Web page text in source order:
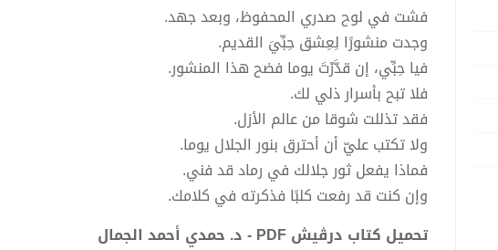
فشت في لوح صدري المحفوظ، وبعد جهد.
وجدت منشورًا لِعِشق حِبِّيَ القديم.
فيا حِبِّي، إن قدَّرْتَ يوما فضح هذا المنشور.
فلا تبح بأسرار ذلي لك.
فقد تذللت شوقا من عالم الأزل.
ولا تكتب عليّ أن أحترق بنور الجلال يوما.
فماذا يفعل ثور جلالك في رماد قد فني.
وإن كنت قد رفعت كلبًا فذكرته في كلامك.
تحميل كتاب درڤيش PDF - د. حمدي أحمد الجمال